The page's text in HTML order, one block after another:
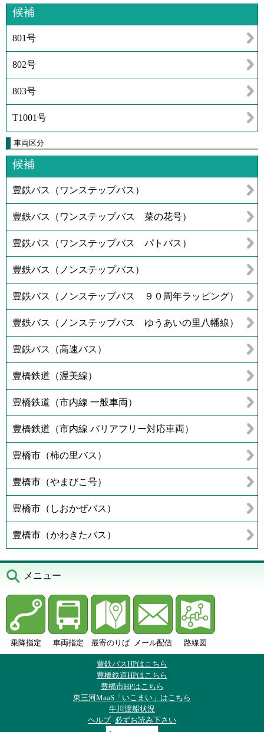
候補
801号
802号
803号
T1001号
車両区分
候補
豊鉄バス（ワンステップバス）
豊鉄バス（ワンステップバス 菜の花号）
豊鉄バス（ワンステップバス パトバス）
豊鉄バス（ノンステップバス）
豊鉄バス（ノンステップバス ９０周年ラッピング）
豊鉄バス（ノンステップバス ゆうあいの里八幡線）
豊鉄バス（高速バス）
豊橋鉄道（渥美線）
豊橋鉄道（市内線 一般車両）
豊橋鉄道（市内線 バリアフリー対応車両）
豊橋市（柿の里バス）
豊橋市（やまびこ号）
豊橋市（しおかぜバス）
豊橋市（かわきたバス）
メニュー
乗降指定 車両指定 最寄のりば メール配信 路線図
豊鉄バスHPはこちら
豊橋鉄道HPはこちら
豊橋市HPはこちら
東三河MaaS「いこまい」はこちら
牛川渡船状況
ヘルプ 必ずお読み下さい